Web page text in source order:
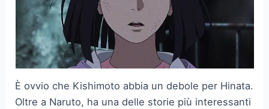
È ovvio che Kishimoto abbia un debole per Hinata.
Oltre a Naruto, ha una delle storie più interessanti